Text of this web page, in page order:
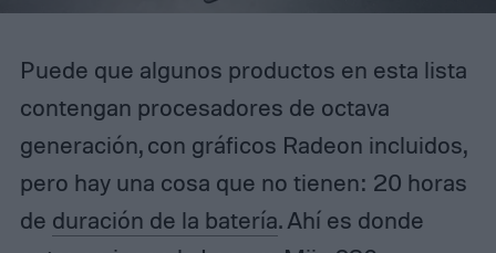
Puede que algunos productos en esta lista
contengan procesadores de octava
generación, con gráficos Radeon incluidos,
pero hay una cosa que no tienen: 20 horas
de duración de la batería. Ahí es donde